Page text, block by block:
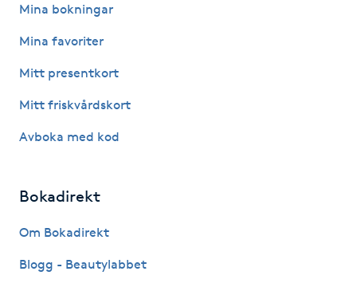
Kinesisk medicin
Klippning
Mina bokningar
Mina favoriter
Mitt presentkort
Mitt friskvårdskort
Avboka med kod
Bokadirekt
Om Bokadirekt
Blogg - Beautylabbet